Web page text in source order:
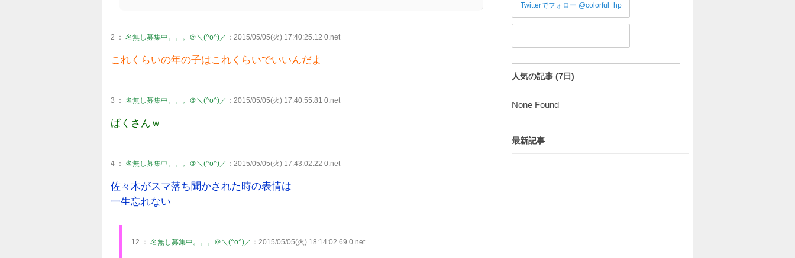
2 ： 名無し募集中。。。＠＼(^o^)／ ：2015/05/05(火) 17:40:25.12 0.net
これくらいの年の子はこれくらいでいいんだよ
3 ： 名無し募集中。。。＠＼(^o^)／ ：2015/05/05(火) 17:40:55.81 0.net
ばくさんｗ
4 ： 名無し募集中。。。＠＼(^o^)／ ：2015/05/05(火) 17:43:02.22 0.net
佐々木がスマ落ち聞かされた時の表情は
一生忘れない
12 ： 名無し募集中。。。＠＼(^o^)／ ：2015/05/05(火) 18:14:02.69 0.net
Twitterでフォロー @colorful_hp
人気の記事 (7日)
None Found
最新記事